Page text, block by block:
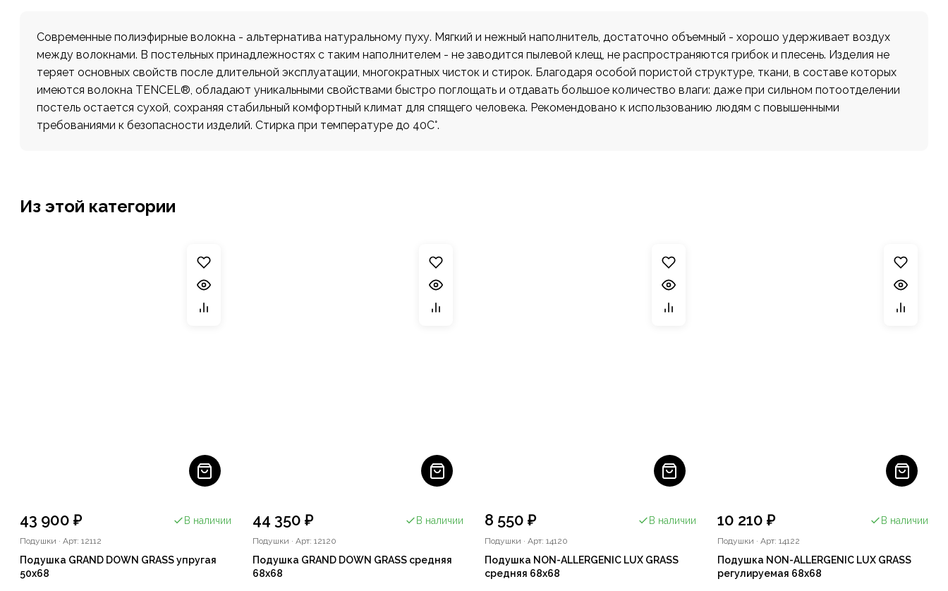
Современные полиэфирные волокна - альтернатива натуральному пуху. Мягкий и нежный наполнитель, достаточно объемный - хорошо удерживает воздух
между волокнами. В постельных принадлежностях с таким наполнителем - не заводится пылевой клещ, не распространяются грибок и плесень. Изделия не
теряет основных свойств после длительной эксплуатации, многократных чисток и стирок. Благодаря особой пористой структуре, ткани, в составе которых
имеются волокна TENCEL®, обладают уникальными свойствами быстро поглощать и отдавать большое количество влаги: даже при сильном потоотделении
постель остается сухой, сохраняя стабильный комфортный климат для спящего человека. Рекомендовано к использованию людям с повышенными
требованиями к безопасности изделий. Стирка при температуре до 40С°.
Из этой категории
43 900 ₽ В наличии
Подушки · Арт: 12112
Подушка GRAND DOWN GRASS упругая
50x68
44 350 ₽ В наличии
Подушки · Арт: 12120
Подушка GRAND DOWN GRASS средняя
68х68
8 550 ₽ В наличии
Подушки · Арт: 14120
Подушка NON-ALLERGENIC LUX GRASS
средняя 68х68
10 210 ₽ В наличии
Подушки · Арт: 14122
Подушка NON-ALLERGENIC LUX GRASS
регулируемая 68х68